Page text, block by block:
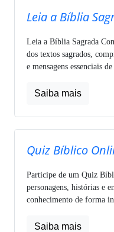
Leia a Bíblia
Leia a Bíblia Sagrada
dos textos sagrados,
e mensagens essenciais
Saiba mais
Quiz Bíblico
Participe de um Quiz
personagens, histórias e
conhecimento de forma
Saiba mais